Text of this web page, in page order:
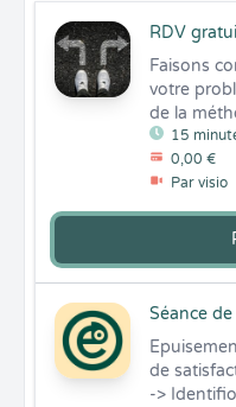
RDV
15
0,00 €
Par visio
Faisons
votre
de la
Séance
de
->